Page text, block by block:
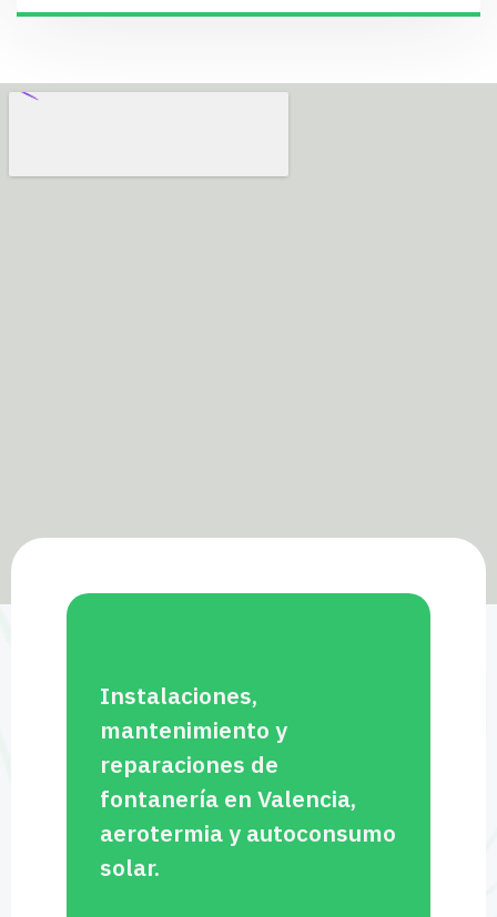
Instalaciones,
mantenimiento y
reparaciones de
fontanería en Valencia,
aerotermia y autoconsumo
solar.